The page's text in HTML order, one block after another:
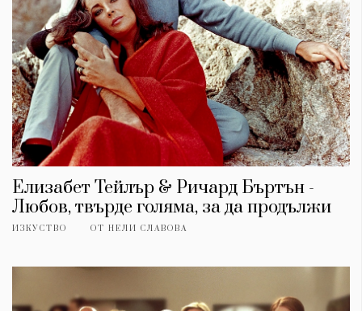
Елизабет Тейлър & Ричард Бъртън -
Любов, твърде голяма, за да продължи
ИЗКУСТВО ОТ НЕЛИ СЛАВОВА